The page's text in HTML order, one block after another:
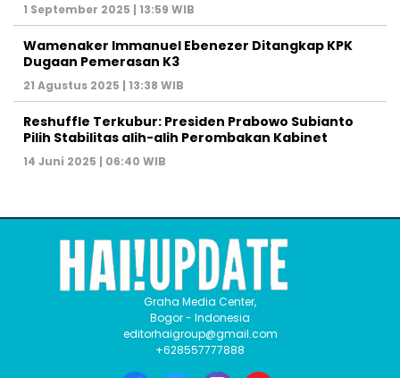
1 September 2025 | 13:59 WIB
Wamenaker Immanuel Ebenezer Ditangkap KPK
Dugaan Pemerasan K3
21 Agustus 2025 | 13:38 WIB
Reshuffle Terkubur: Presiden Prabowo Subianto
Pilih Stabilitas alih-alih Perombakan Kabinet
14 Juni 2025 | 06:40 WIB
Graha Media Center,
Bogor - Indonesia
editorhaigroup@gmail.com
+628557777888